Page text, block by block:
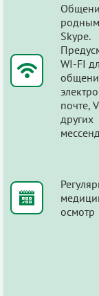
Skype.
WI-FI
почте,
других
осмотр